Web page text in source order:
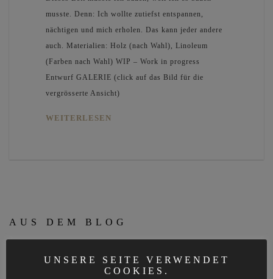
musste. Denn: Ich wollte zutiefst entspannen,
nächtigen und mich erholen. Das kann jeder andere
auch. Materialien: Holz (nach Wahl), Linoleum
(Farben nach Wahl) WIP – Work in progress
Entwurf GALERIE (click auf das Bild für die
vergrösserte Ansicht)
WEITERLESEN
AUS DEM BLOG
2. MAI 2018
UNSERE SEITE VERWENDET
COOKIES.